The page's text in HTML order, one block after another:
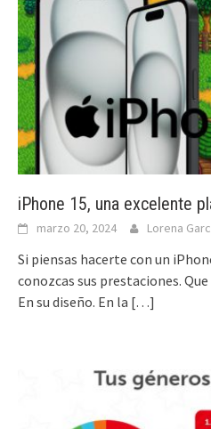
iPhone 15, una excelente
marzo 20, 2024 Lorena
Si piensas hacerte con un
conozcas sus prestaciones.
En su diseño. En la […]